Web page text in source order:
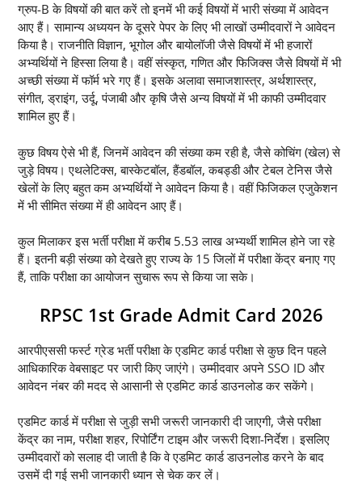
ग्रुप-B के विषयों की बात करें तो इनमें भी कई विषयों में भारी संख्या में आवेदन
आए हैं। सामान्य अध्ययन के दूसरे पेपर के लिए भी लाखों उम्मीदवारों ने आवेदन
किया है। राजनीति विज्ञान, भूगोल और बायोलॉजी जैसे विषयों में भी हजारों
अभ्यर्थियों ने हिस्सा लिया है। वहीं संस्कृत, गणित और फिजिक्स जैसे विषयों में भी
अच्छी संख्या में फॉर्म भरे गए हैं। इसके अलावा समाजशास्त्र, अर्थशास्त्र,
संगीत, ड्राइंग, उर्दू, पंजाबी और कृषि जैसे अन्य विषयों में भी काफी उम्मीदवार
शामिल हुए हैं।
कुछ विषय ऐसे भी हैं, जिनमें आवेदन की संख्या कम रही है, जैसे कोचिंग (खेल) से
जुड़े विषय। एथलेटिक्स, बास्केटबॉल, हैंडबॉल, कबड्डी और टेबल टेनिस जैसे
खेलों के लिए बहुत कम अभ्यर्थियों ने आवेदन किया है। वहीं फिजिकल एजुकेशन
में भी सीमित संख्या में ही आवेदन आए हैं।
कुल मिलाकर इस भर्ती परीक्षा में करीब 5.53 लाख अभ्यर्थी शामिल होने जा रहे
हैं। इतनी बड़ी संख्या को देखते हुए राज्य के 15 जिलों में परीक्षा केंद्र बनाए गए
हैं, ताकि परीक्षा का आयोजन सुचारू रूप से किया जा सके।
RPSC 1st Grade Admit Card 2026
आरपीएससी फर्स्ट ग्रेड भर्ती परीक्षा के एडमिट कार्ड परीक्षा से कुछ दिन पहले
आधिकारिक वेबसाइट पर जारी किए जाएंगे। उम्मीदवार अपने SSO ID और
आवेदन नंबर की मदद से आसानी से एडमिट कार्ड डाउनलोड कर सकेंगे।
एडमिट कार्ड में परीक्षा से जुड़ी सभी जरूरी जानकारी दी जाएगी, जैसे परीक्षा
केंद्र का नाम, परीक्षा शहर, रिपोर्टिंग टाइम और जरूरी दिशा-निर्देश। इसलिए
उम्मीदवारों को सलाह दी जाती है कि वे एडमिट कार्ड डाउनलोड करने के बाद
उसमें दी गई सभी जानकारी ध्यान से चेक कर लें।